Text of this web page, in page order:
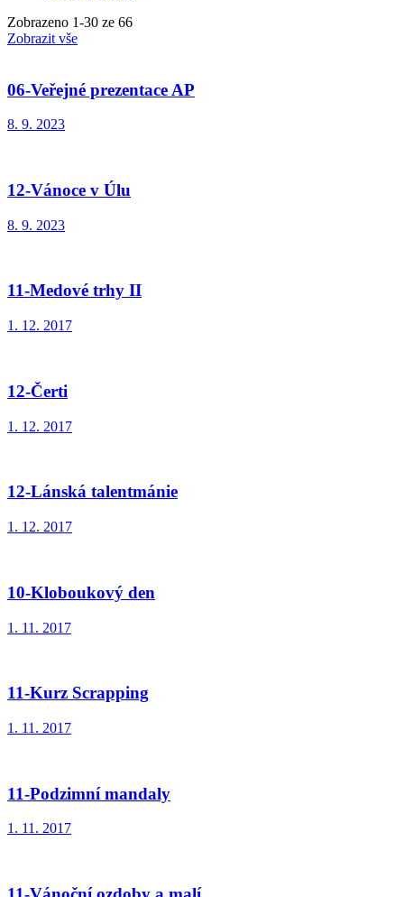
Zobrazeno 1-30 ze 66
Zobrazit vše
06-Veřejné prezentace AP
8. 9. 2023
12-Vánoce v Úlu
8. 9. 2023
11-Medové trhy II
1. 12. 2017
12-Čerti
1. 12. 2017
12-Lánská talentmánie
1. 12. 2017
10-Kloboukový den
1. 11. 2017
11-Kurz Scrapping
1. 11. 2017
11-Podzimní mandaly
1. 11. 2017